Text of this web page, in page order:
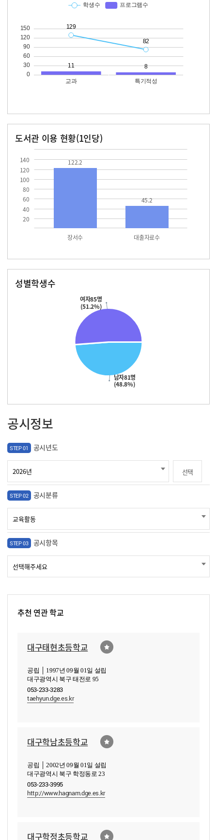
도서관 이용 현황(1인당)
20
40
60
80
100
120
140
장서수 대출자료수
122.2
45.2
성별학생수
남자81명
(48.8%)
여자85명
(51.2%)
공시정보
STEP 01 공시년도
선택
STEP 02 공시분류
STEP 03 공시항목
추천 연관 학교
대구태현초등학교
공립 │ 1997년 09월 01일 설립
대구광역시 북구 태전로 95
053-233-3283
taehyun.dge.es.kr
대구학남초등학교
공립 │ 2002년 09월 01일 설립
대구광역시 북구 학정동로 23
053-233-3995
http://www.hagnam.dge.es.kr
대구학정초등학교